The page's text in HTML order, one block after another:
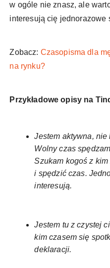
w ogóle nie znasz, ale
interesują cię jednorazowe
Zobacz: Czasopisma dla
na rynku?
Przykładowe opisy na
Jestem aktywna,
Wolny czas
Szukam kogoś z
i spędzić czas.
interesują.
Jestem tu z czystej
kim czasem się
deklaracji.